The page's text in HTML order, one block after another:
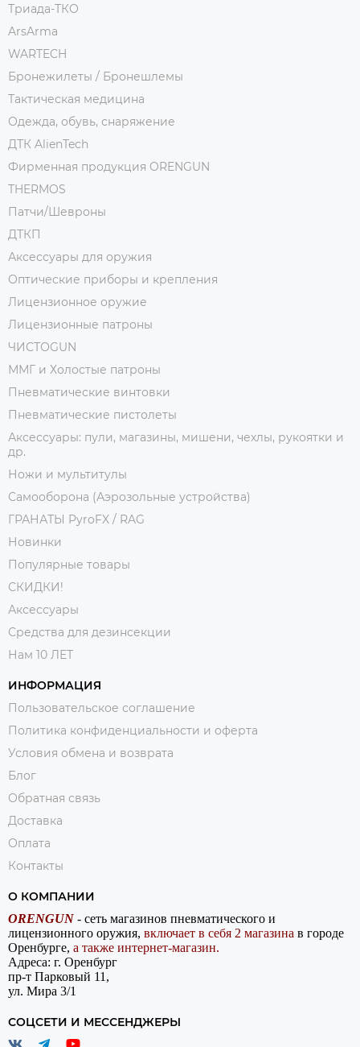
Триада-ТКО
ArsArma
WARTECH
Бронежилеты / Бронешлемы
Тактическая медицина
Одежда, обувь, снаряжение
ДТК AlienTech
Фирменная продукция ORENGUN
THERMOS
Патчи/Шевроны
ДТКП
Аксессуары для оружия
Оптические приборы и крепления
Лицензионное оружие
Лицензионные патроны
ЧИСТОGUN
ММГ и Холостые патроны
Пневматические винтовки
Пневматические пистолеты
Аксессуары: пули, магазины, мишени, чехлы, рукоятки и
др.
Ножи и мультитулы
Самооборона (Аэрозольные устройства)
ГРАНАТЫ PyroFX / RAG
Новинки
Популярные товары
СКИДКИ!
Аксессуары
Средства для дезинсекции
Нам 10 ЛЕТ
ИНФОРМАЦИЯ
Пользовательское соглашение
Политика конфиденциальности и оферта
Условия обмена и возврата
Блог
Обратная связь
Доставка
Оплата
Контакты
О КОМПАНИИ
ORENGUN - сеть магазинов пневматического и
лицензионного оружия, включает в себя 2 магазина в городе
Оренбурге, а также интернет-магазин.
Адреса: г. Оренбург
пр-т Парковый 11,
ул. Мира 3/1
СОЦСЕТИ И МЕССЕНДЖЕРЫ